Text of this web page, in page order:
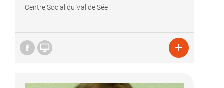
Centre Social du Val de Sée
 